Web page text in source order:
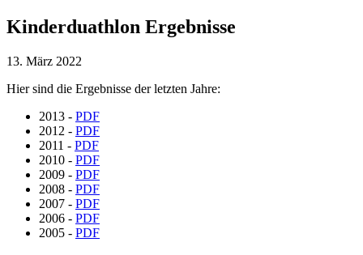
Kinderduathlon Ergebnisse
13. März 2022
Hier sind die Ergebnisse der letzten Jahre:
2013 - PDF
2012 - PDF
2011 - PDF
2010 - PDF
2009 - PDF
2008 - PDF
2007 - PDF
2006 - PDF
2005 - PDF